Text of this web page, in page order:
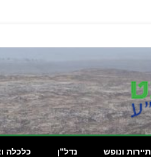
מקומון אינטרנטי
כלכלה נדל”ן תיירות ונופש